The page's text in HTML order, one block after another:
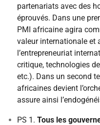
partenariats avec des
éprouvés. Dans une
PMI africaine agira
valeur internationale et
l’entrepreneuriat
critique, technologies
etc.). Dans un second
africaines devient
assure ainsi
PS 1. Tous les